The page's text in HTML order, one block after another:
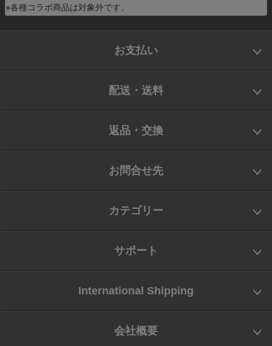
※各種コラボ商品は対象外です。
お支払い
配送・送料
返品・交換
お問合せ先
カテゴリー
サポート
International Shipping
会社概要